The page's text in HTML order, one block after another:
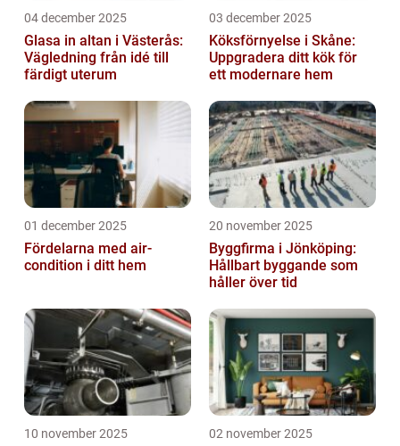
04 december 2025
Glasa in altan i Västerås:
Vägledning från idé till
färdigt uterum
03 december 2025
Köksförnyelse i Skåne:
Uppgradera ditt kök för
ett modernare hem
01 december 2025
Fördelarna med air-
condition i ditt hem
20 november 2025
Byggfirma i Jönköping:
Hållbart byggande som
håller över tid
10 november 2025 02 november 2025